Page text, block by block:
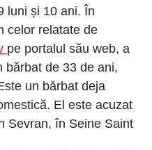
luni și 10 ani. În
celor relatate de
pe portalul său web, a
bărbat de 33 de ani,
un bărbat deja
El este acuzat
Sevran, în Seine Saint